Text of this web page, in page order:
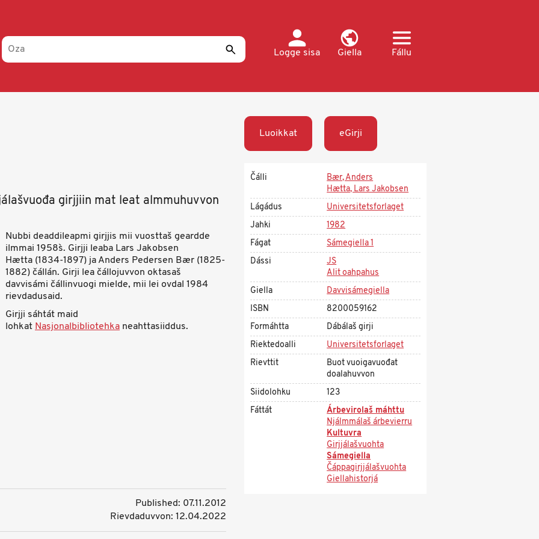
Logge sisa
Giella Fállu
girjjiin mat leat almmuhuvvon
Nubbi deaddileapmi girjjis mii vuosttaš geardde
ilmmai 1958`s. Girjji leaba Lars Jakobsen
Hætta (1834-1897) ja Anders Pedersen Bær (1825-
1882) čállán. Girji lea čállojuvvon oktasaš
davvisámi čállinvuogi mielde, mii lei ovdal 1984
rievdadusaid.
Girjji sáhtát maid
lohkat Nasjonalbibliotehka neahttasiiddus.
Published: 07.11.2012
Rievdaduvvon: 12.04.2022
Luoikkat eGirji
Čálli
Bær, Anders
Hætta, Lars Jakobsen
Lágádus
Universitetsforlaget
Jahki
1982
Fágat
Sámegiella 1
Dássi
JS
Alit oahpahus
Giella
Davvisámegiella
ISBN
8200059162
Formáhtta
Dábálaš girji
Riektedoalli
Universitetsforlaget
Rievttit
Buot vuoigavuođat
doalahuvvon
Siidolohku
123
Fáttát
Árbevirolaš máhttu
Njálmmálaš árbevierru
Kultuvra
Girjjálašvuohta
Sámegiella
Čáppagirjjálašvuohta
Giellahistorjá